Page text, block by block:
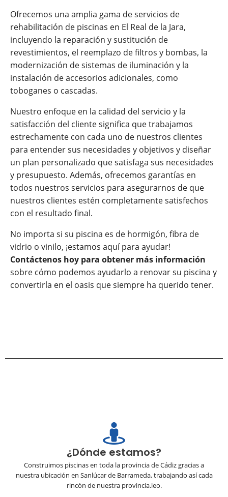
Ofrecemos una amplia gama de servicios de
rehabilitación de piscinas en El Real de la Jara,
incluyendo la reparación y sustitución de
revestimientos, el reemplazo de filtros y bombas, la
modernización de sistemas de iluminación y la
instalación de accesorios adicionales, como
toboganes o cascadas.
Nuestro enfoque en la calidad del servicio y la
satisfacción del cliente significa que trabajamos
estrechamente con cada uno de nuestros clientes
para entender sus necesidades y objetivos y diseñar
un plan personalizado que satisfaga sus necesidades
y presupuesto. Además, ofrecemos garantías en
todos nuestros servicios para asegurarnos de que
nuestros clientes estén completamente satisfechos
con el resultado final.
No importa si su piscina es de hormigón, fibra de
vidrio o vinilo, ¡estamos aquí para ayudar!
Contáctenos hoy para obtener más información
sobre cómo podemos ayudarlo a renovar su piscina y
convertirla en el oasis que siempre ha querido tener.
¿Dónde estamos?
Construimos piscinas en toda la provincia de Cádiz gracias a
nuestra ubicación en Sanlúcar de Barrameda, trabajando así cada
rincón de nuestra provincia.leo.